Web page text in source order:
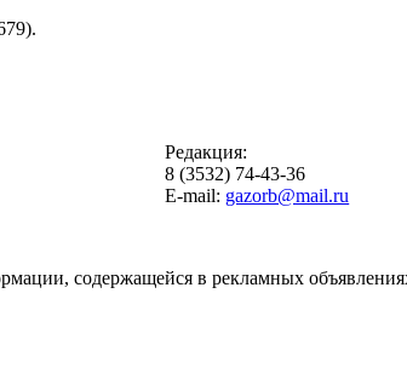
Редакция:
8 (3532) 74-43-36
E-mail: gazorb@mail.ru
содержащейся в рекламных